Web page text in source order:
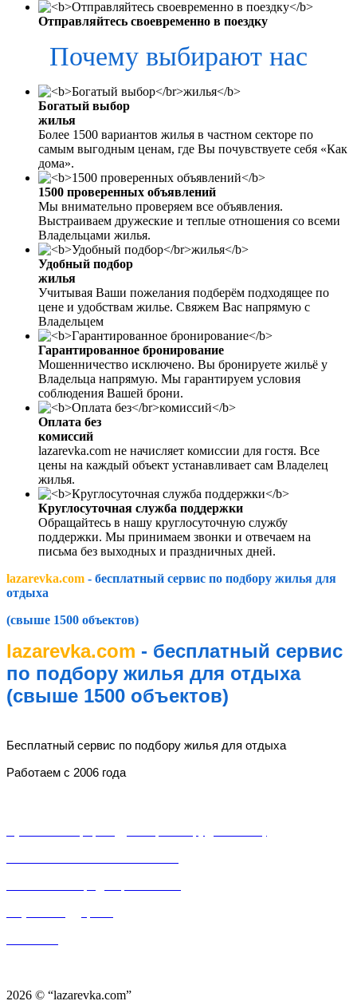
Отправляйтесь своевременно в поездку
Почему выбирают нас
Богатый выбор
жилья
Более 1500 вариантов жилья в частном секторе по
самым выгодным ценам, где Вы почувствуете себя «Как
дома».
1500 проверенных объявлений
Мы внимательно проверяем все объявления.
Выстраиваем дружеские и теплые отношения со всеми
Владельцами жилья.
Удобный подбор
жилья
Учитывая Ваши пожелания подберём подходящее по
цене и удобствам жилье. Свяжем Вас напрямую с
Владельцем
Гарантированное бронирование
Мошенничество исключено. Вы бронируете жильё у
Владельца напрямую. Мы гарантируем условия
соблюдения Вашей брони.
Оплата без
комиссий
lazarevka.com не начисляет комиссии для гостя. Все
цены на каждый объект устанавливает сам Владелец
жилья.
Круглосуточная служба поддержки
Обращайтесь в нашу круглосуточную службу
поддержки. Мы принимаем звонки и отвечаем на
письма без выходных и праздничных дней.
lazarevka.com - бесплатный сервис по подбору жилья для
отдыха
(свыше 1500 объектов)
lazarevka.com - бесплатный сервис
по подбору жилья для отдыха
(свыше 1500 объектов)
Бесплатный сервис по подбору жилья для отдыха
Работаем с 2006 года
2026 © “lazarevka.com”